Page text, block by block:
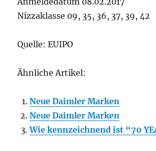
Nizzaklasse 09, 35, 36, 37, 39, 42
Quelle: EUIPO
Ähnliche Artikel:
Neue Daimler Marken
Neue Daimler Marken
Wie kennzeichnend ist “70